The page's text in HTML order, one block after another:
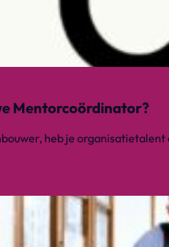
Mentorcoördinator?
heb je